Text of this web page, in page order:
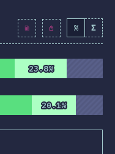
9454 ) % Σ
23.8%
23.8%
20.1%
20.1%